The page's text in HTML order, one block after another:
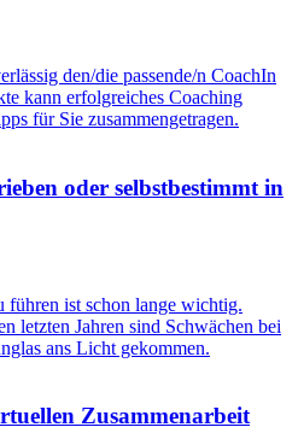
den/die passende/n CoachIn
kann erfolgreiches Coaching
für Sie zusammengetragen.
oder selbstbestimmt in
führen ist schon lange wichtig.
letzten Jahren sind Schwächen bei
ans Licht gekommen.
Zusammenarbeit